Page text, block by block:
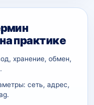
практике
хранение, обмен,
сеть, адрес,